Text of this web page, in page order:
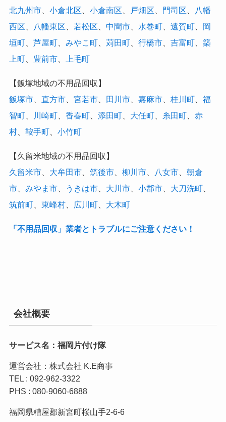
北九州市、 小倉北区 小倉南区 戸畑区 門司区
八幡
西区
八幡東区 若松区 中間市、 水巻町、 遠賀町、 岡
垣町、 芦屋町、 みやこ町、 苅田町、 行橋市、 吉富町、 築
上町、 豊前市、 上毛町
【飯塚地域の不用品回収】
飯塚市、 直方市、 宮若市、 田川市、 嘉麻市、 桂川町、 福
智町、 川崎町、 香春町、 添田町、 大任町、 糸田町、 赤
村、 鞍手町、 小竹町
【久留米地域の不用品回収】
久留米市、 大牟田市、 筑後市、 柳川市、 八女市、 朝倉
市、 みやま市、 うきは市、 大川市、 小郡市、 大刀洗町、
筑前町、 東峰村、 広川町、 大木町
「不用品回収」業者とトラブルにご注意ください！
会社概要
サービス名：福岡片付け隊
運営会社：株式会社 K.E商事
TEL : 092-962-3322
PHS : 080-9060-6888
福岡県糟屋郡新宮町桜山手2-6-6